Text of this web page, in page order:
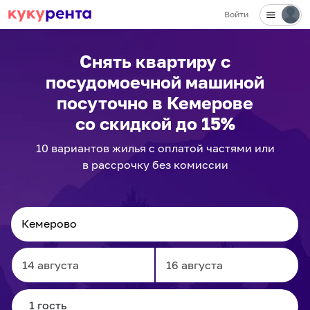
Войти
Снять квартиру с
посудомоечной машиной
посуточно в Кемерове
со скидкой до 15%
10 вариантовжилья с оплатой частями или
в рассрочку без комиссии
Navigate
forward
Navigate